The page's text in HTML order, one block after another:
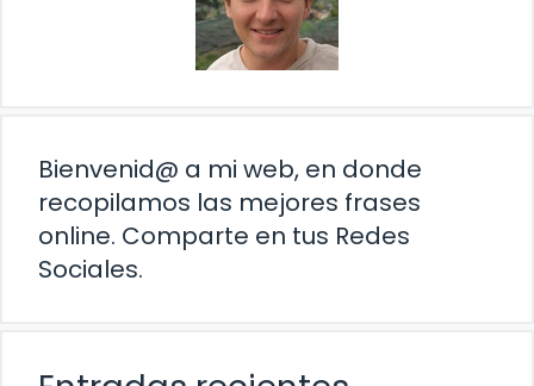
Bienvenid@ a mi web, en donde
recopilamos las mejores frases
online. Comparte en tus Redes
Sociales.